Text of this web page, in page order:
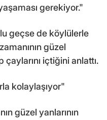
gerekiyor."
geçse de köylülerle
güzel
içtiğini anlattı.
kolaylaşıyor"
güzel yanlarının